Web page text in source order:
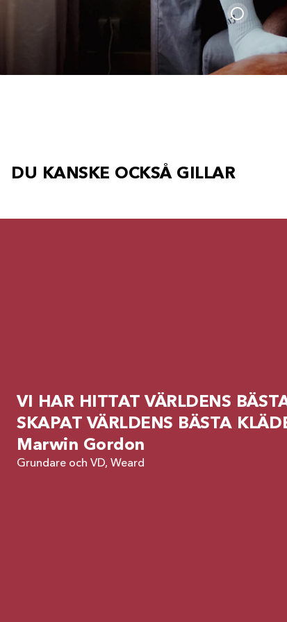
DU KANSKE OCKSÅ GILLAR
VI HAR HITTAT VÄRLDENS
SKAPAT VÄRLDENS BÄSTA
Marwin Gordon
Grundare och VD, Weard